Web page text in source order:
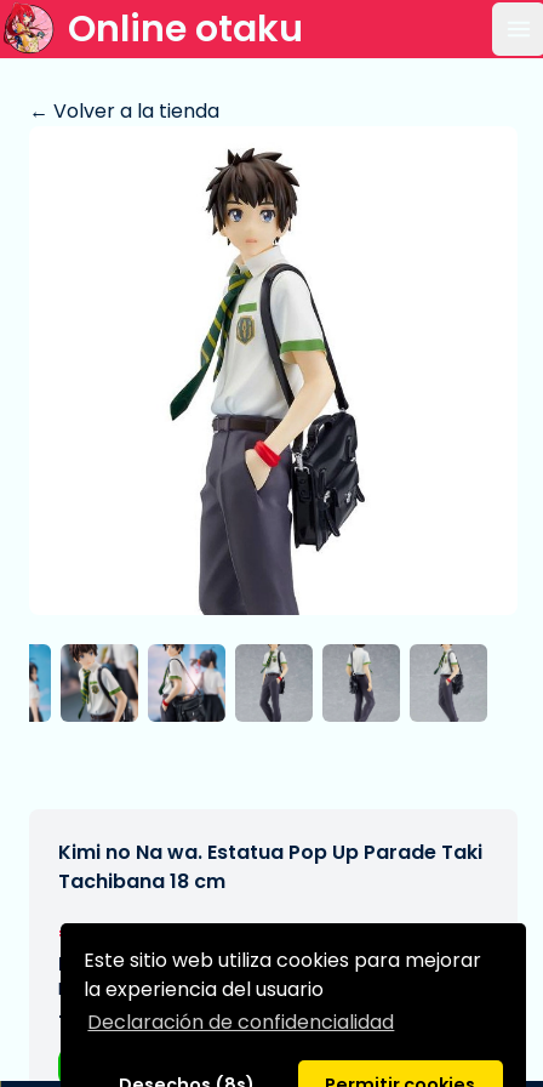
Este sitio web utiliza cookies para mejorar
la experiencia del usuario
Declaración de confidencialidad
Online otaku
← Volver a la tienda
Kimi no Na wa. Estatua Pop Up Parade Taki
Tachibana 18 cm
€42,95
Fecha de entrega prevista:
N/A
Tipo: